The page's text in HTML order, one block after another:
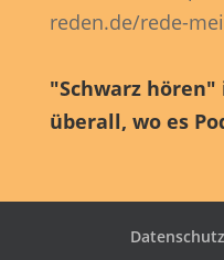
reden.de/rede-
"Schwarz
überall, wo es
Datenschutz